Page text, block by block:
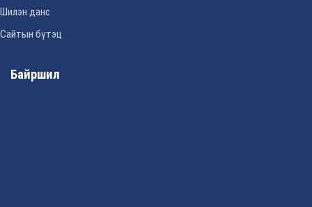
Шилэн данс
Сайтын бүтэц
Байршил